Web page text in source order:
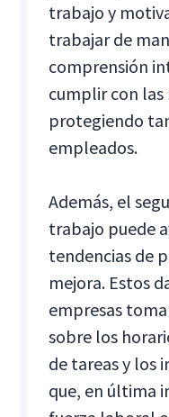
trabajo y
trabajar de
comprensión
cumplir con
protegiendo
empleados.
Además, el
trabajo puede
tendencias de
mejora. Estos
empresas
sobre los
de tareas y los
que, en última